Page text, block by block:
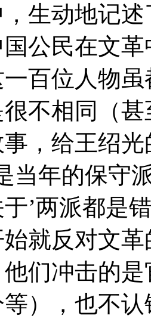
生动地记
公民在文
百位人物
不相同（
，给王绍
当年的保守
’两派都是
就反对文
们冲击的
等），也不